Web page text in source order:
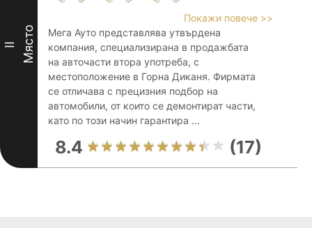
II Място
Покажи повече >>
Мега Ауто представлява утвърдена
компания, специализирана в продажбата
на авточасти втора употреба, с
местоположение в Горна Диканя. Фирмата
се отличава с прецизния подбор на
автомобили, от които се демонтират части,
като по този начин гарантира ...
8.4 (17)